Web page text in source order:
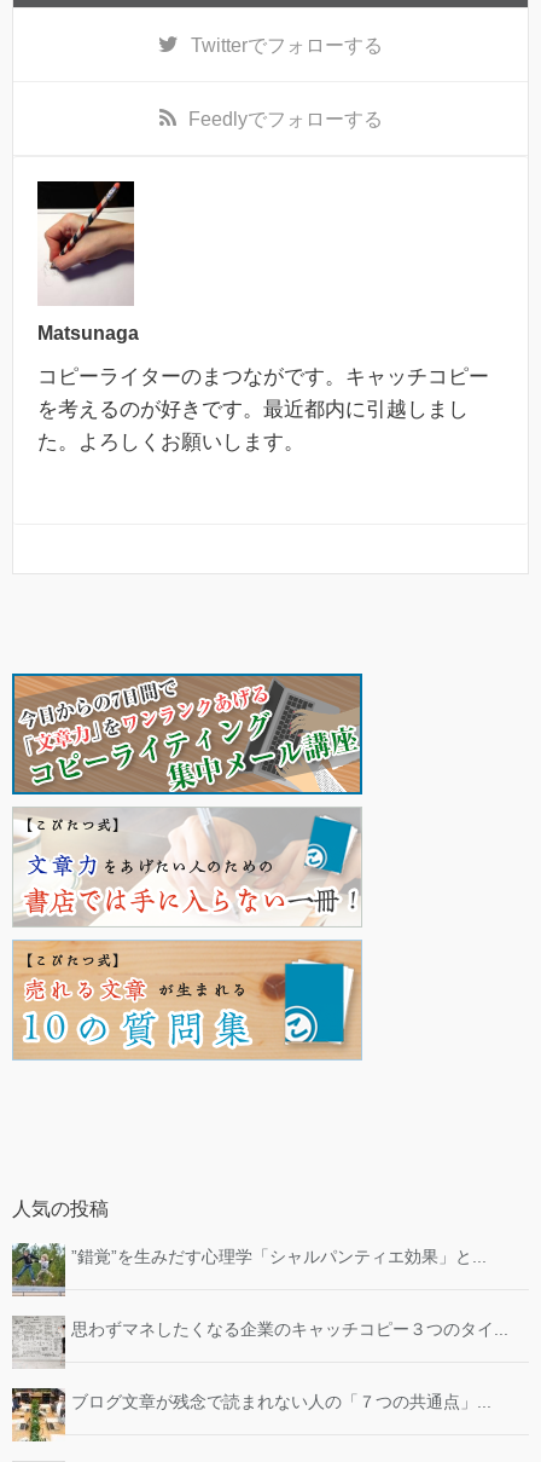
Twitterでフォローする
Feedlyでフォローする
Matsunaga
コピーライターのまつながです。キャッチコピー
を考えるのが好きです。最近都内に引越しまし
た。よろしくお願いします。
人気の投稿
”錯覚”を生みだす心理学「シャルパンティエ効果」と...
思わずマネしたくなる企業のキャッチコピー３つのタイ...
ブログ文章が残念で読まれない人の「７つの共通点」...